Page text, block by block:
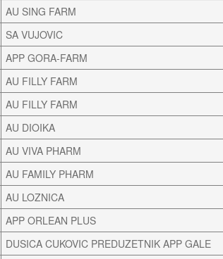
AU SING FARM
SA VUJOVIC
APP GORA-FARM
AU FILLY FARM
AU FILLY FARM
AU DIOIKA
AU VIVA PHARM
AU FAMILY PHARM
AU LOZNICA
APP ORLEAN PLUS
DUSICA CUKOVIC PREDUZETNIK APP GALE